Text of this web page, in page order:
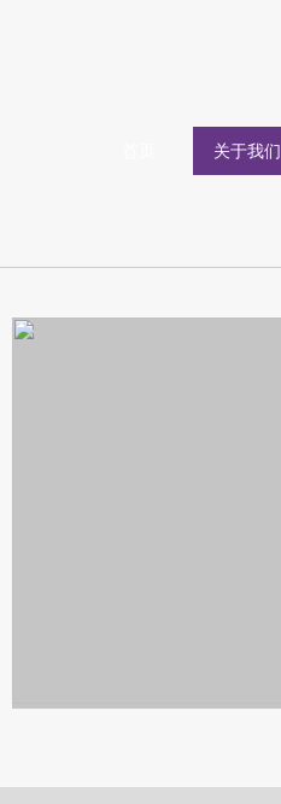
关于我们